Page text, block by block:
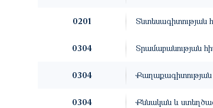
0201 Տնտեսագիտության
0304 Տրամաբանության
0304 Քաղաքագիտության
0304 Քննական և